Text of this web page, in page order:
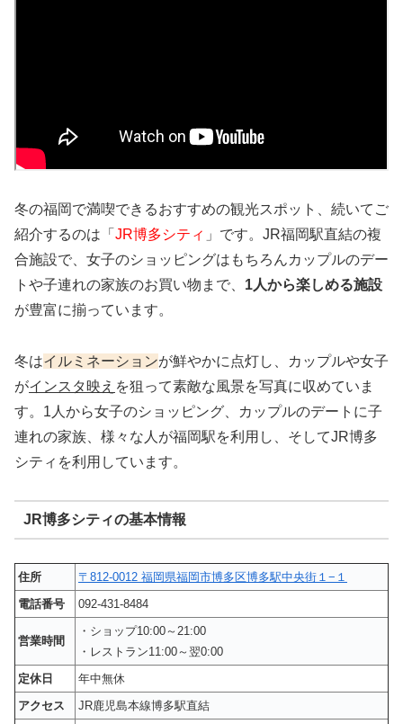
冬の福岡で満喫できるおすすめの観光スポット、続いてご
紹介するのは「 JR博多シティ 」です。JR福岡駅直結の複
合施設で、女子のショッピングはもちろんカップルのデー
トや子連れの家族のお買い物まで、 1人から楽しめる施設
が豊富に揃っています。
冬はイルミネーションが鮮やかに点灯し、カップルや女子
がインスタ映え を狙って素敵な風景を写真に収めていま
す。1人から女子のショッピング、カップルのデートに子
連れの家族、様々な人が福岡駅を利用し、そしてJR博多
シティを利用しています。
JR博多シティの基本情報
住所
〒812-0012 福岡県福岡市博多区博多駅中央街１−１
電話番号
092-431-8484
営業時間
・ショップ10:00～21:00
・レストラン11:00～翌0:00
定休日
年中無休
アクセス
JR鹿児島本線博多駅直結